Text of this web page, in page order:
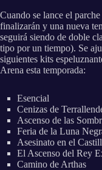
Cuando se lance el
finalizarán y una nueva
seguirá siendo de doble
tipo por un tiempo). Se
siguientes kits
Arena esta temporada:
Esencial
Cenizas de
Ascenso de las
Feria de la Luna
Asesinato en el
El Ascenso del Rey
Camino de Arthas